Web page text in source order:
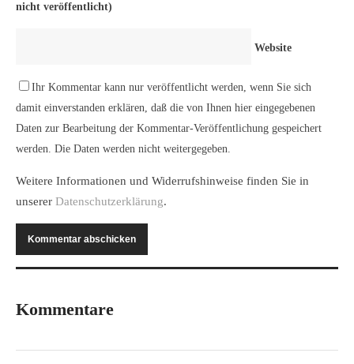
nicht veröffentlicht)
Website
Ihr Kommentar kann nur veröffentlicht werden, wenn Sie sich
damit einverstanden erklären, daß die von Ihnen hier eingegebenen
Daten zur Bearbeitung der Kommentar-Veröffentlichung gespeichert
werden. Die Daten werden nicht weitergegeben.
Weitere Informationen und Widerrufshinweise finden Sie in
unserer Datenschutzerklärung.
Kommentare